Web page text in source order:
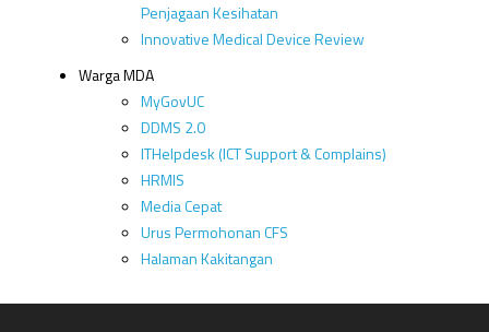
Penjagaan Kesihatan
Innovative Medical Device Review
Warga MDA
MyGovUC
DDMS 2.0
ITHelpdesk (ICT Support & Complains)
HRMIS
Media Cepat
Urus Permohonan CFS
Halaman Kakitangan